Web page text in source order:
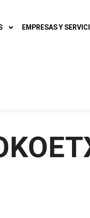
EMPRESAS Y